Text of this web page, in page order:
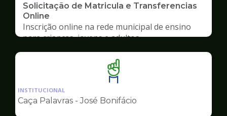
Solicitação de Matricula e Transferencias
Online
Inscrição online na rede municipal de ensino
para crianças, jovens e adultos
Ilustração
da
pagina
INSTITUCIONAL
Caça Palavras - José Bonifácio